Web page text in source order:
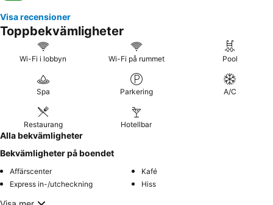
Visa recensioner
Toppbekvämligheter
Wi-Fi i lobbyn Wi-Fi på rummet Pool
Spa Parkering A/C
Restaurang Hotellbar
Alla bekvämligheter
Bekvämligheter på boendet
Affärscenter
Kafé
Express in-/utcheckning
Hiss